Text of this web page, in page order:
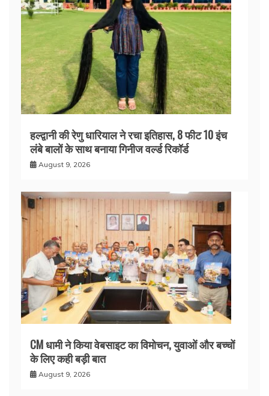
हल्द्वानी की रेणु धारियाल ने रचा इतिहास, 8 फीट 10 इंच
लंबे बालों के साथ बनाया गिनीज वर्ल्ड रिकॉर्ड
August 9, 2026
CM धामी ने किया वेबसाइट का विमोचन, युवाओं और बच्चों
के लिए कही बड़ी बात
August 9, 2026